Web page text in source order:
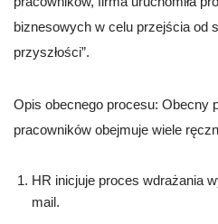
biznesowych w celu przejścia od
przyszłości”.
Opis obecnego procesu: Obecny
pracowników obejmuje wiele
HR inicjuje proces wdrażania
mail.